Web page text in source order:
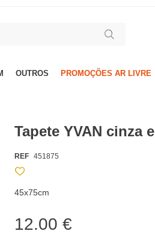
OUTROS PROMOÇÕES AR LIVRE
Tapete YVAN cinza
REF 451875
45x75cm
12.00 €